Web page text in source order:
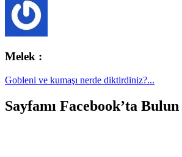
Melek :
Gobleni ve kumaşı nerde diktirdiniz?...
Sayfamı Facebook’ta Bulun